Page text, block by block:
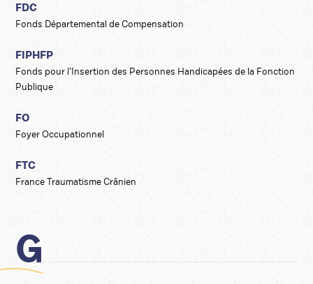
FDC
Fonds Départemental de Compensation
FIPHFP
Fonds pour l’Insertion des Personnes Handicapées de la Fonction
Publique
FO
Foyer Occupationnel
FTC
France Traumatisme Crânien
G